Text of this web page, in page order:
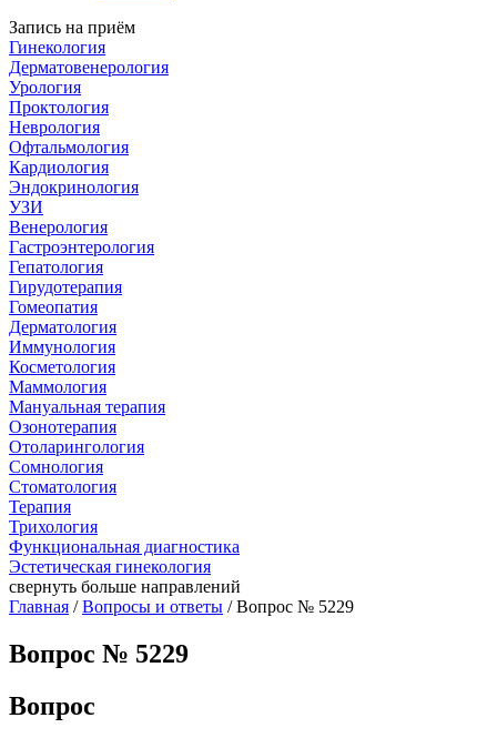
Запись на приём
Гинекология
Дерматовенерология
Урология
Проктология
Неврология
Офтальмология
Кардиология
Эндокринология
УЗИ
Венерология
Гастроэнтерология
Гепатология
Гирудотерапия
Гомеопатия
Дерматология
Иммунология
Косметология
Маммология
Мануальная терапия
Озонотерапия
Отоларингология
Сомнология
Стоматология
Терапия
Трихология
Функциональная диагностика
Эстетическая гинекология
свернуть больше направлений
Главная /Вопросы и ответы / Вопрос № 5229
Вопрос № 5229
Вопрос